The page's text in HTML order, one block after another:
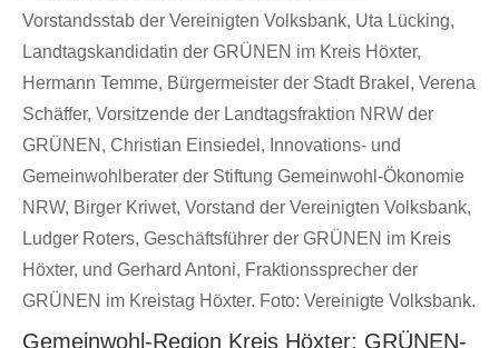
Vorstandsstab der Vereinigten Volksbank, Uta Lücking,
Landtagskandidatin der GRÜNEN im Kreis Höxter,
Hermann Temme, Bürgermeister der Stadt Brakel, Verena
Schäffer, Vorsitzende der Landtagsfraktion NRW der
GRÜNEN, Christian Einsiedel, Innovations- und
Gemeinwohlberater der Stiftung Gemeinwohl-Ökonomie
NRW, Birger Kriwet, Vorstand der Vereinigten Volksbank,
Ludger Roters, Geschäftsführer der GRÜNEN im Kreis
Höxter, und Gerhard Antoni, Fraktionssprecher der
GRÜNEN im Kreistag Höxter. Foto: Vereinigte Volksbank.
Gemeinwohl-Region Kreis Höxter: GRÜNEN-